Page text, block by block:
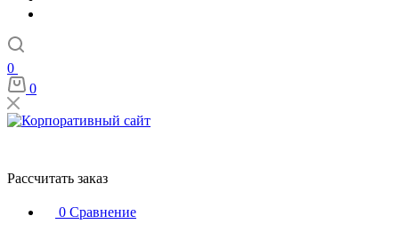
0
0
Рассчитать заказ
0 Сравнение